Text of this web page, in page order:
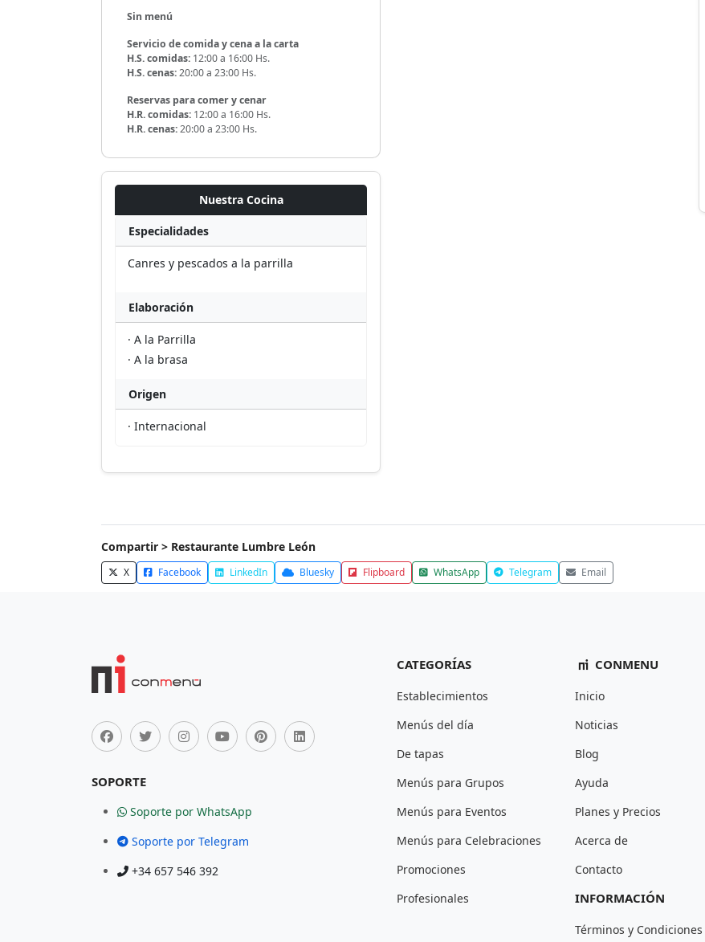
Sin menú
Servicio de comida y cena a la carta
H.S. comidas: 12:00 a 16:00 Hs.
H.S. cenas:20:00 a 23:00 Hs.
Reservas para comer y cenar
H.R. comidas: 12:00 a 16:00 Hs.
H.R. cenas:20:00 a 23:00 Hs.
Nuestra Cocina
Especialidades
Canres y pescados a la parrilla
Elaboración
· A la Parrilla
· A la brasa
Origen
· Internacional
Compartir > Restaurante Lumbre León
X Facebook LinkedIn Bluesky Flipboard WhatsApp Telegram Email
SOPORTE
Soporte por WhatsApp
Soporte por Telegram
+34 657 546 392
CATEGORÍAS
Establecimientos
Menús del día
De tapas
Menús para Grupos
Menús para Eventos
Menús para Celebraciones
Promociones
Profesionales
CONMENU
Inicio
Noticias
Blog
Ayuda
Planes y Precios
Acerca de
Contacto
INFORMACIÓN
Términos y Condiciones